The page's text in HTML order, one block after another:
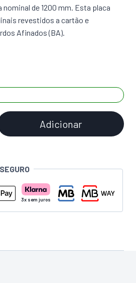
de 1200 mm. Esta placa
revestidos a cartão e
Afinados (BA).
Adicionar